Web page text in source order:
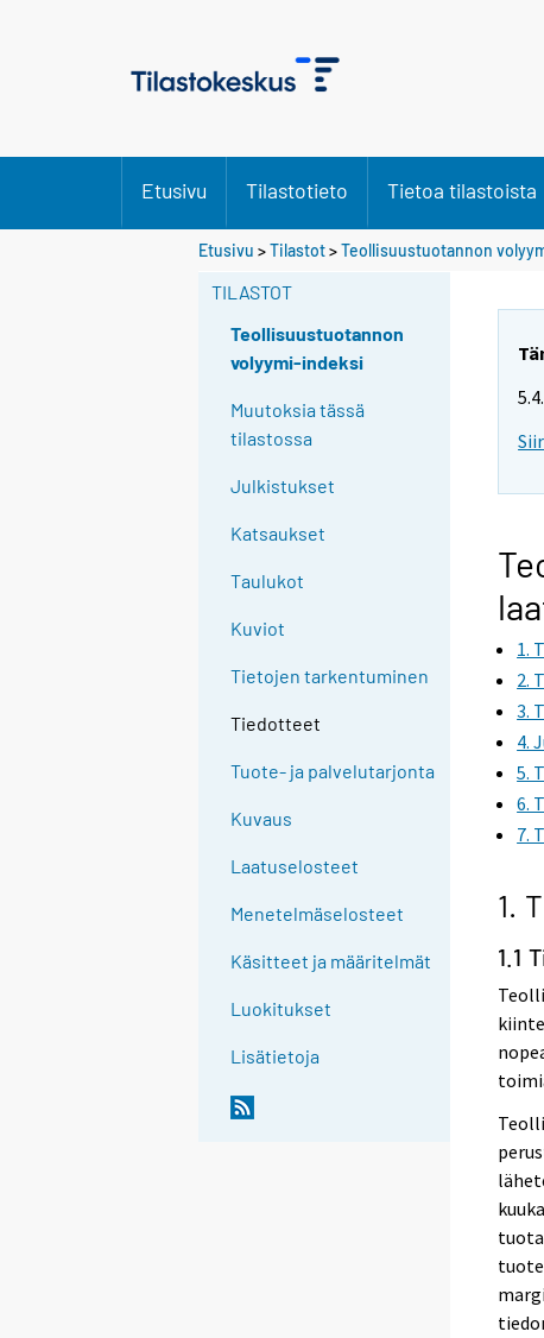
Etusivu Tilastotieto Tietoa tilastoista
Etusivu >Tilastot>Teollisuustuotannon
TILASTOT
Teollisuustuotannon
volyymi-indeksi
Muutoksia tässä
tilastossa
Julkistukset
Katsaukset
Taulukot
Kuviot
Tietojen tarkentuminen
Tiedotteet
Tuote- ja palvelutarjonta
Kuvaus
Laatuselosteet
Menetelmäselosteet
Käsitteet ja määritelmät
Luokitukset
Lisätietoja
1.
2.
3.
4.
5.
6.
7.
1.
1.1